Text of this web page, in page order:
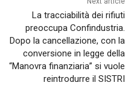
La tracciabilità dei rifiuti
preoccupa Confindustria.
Dopo la cancellazione, con la
conversione in legge della
“Manovra finanziaria” si vuole
reintrodurre il SISTRI